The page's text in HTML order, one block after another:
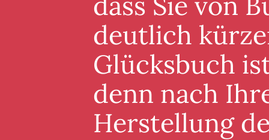
deutlich
Glücksbuch
denn nach
Herstellung